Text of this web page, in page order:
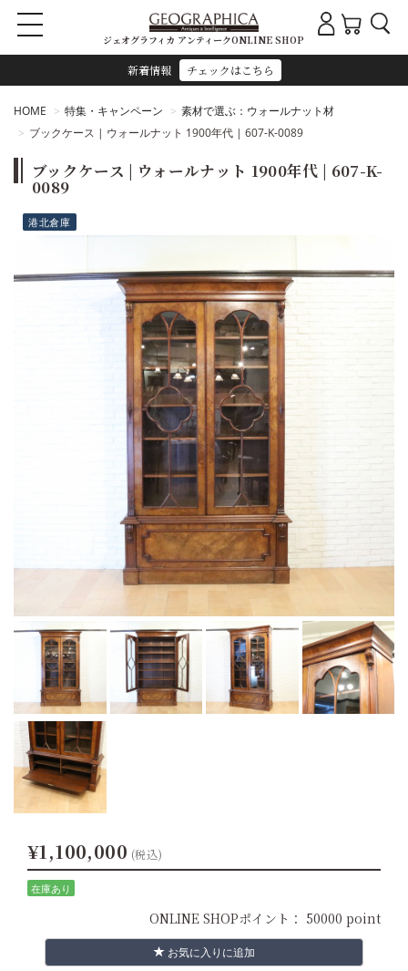
新着情報 チェックはこちら
ジェオグラフィカ アンティークONLINE SHOP
HOME 特集・キャンペーン
素材で選ぶ：ウォールナット材
ブックケース | ウォールナット 1900年代 | 607-K-0089
ブックケース | ウォールナット 1900年代 | 607-K-
0089
港北倉庫
¥1,100,000 (税込)
在庫あり
ONLINE SHOPポイント： 50000 point
お気に入りに追加